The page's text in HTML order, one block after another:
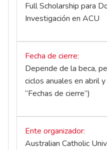
Full Scholarship para
Investigación en ACU
Fecha de cierre
Depende de la beca,
ciclos anuales en abril
“Fechas de cierre”)
Ente organizador
Australian Catholic